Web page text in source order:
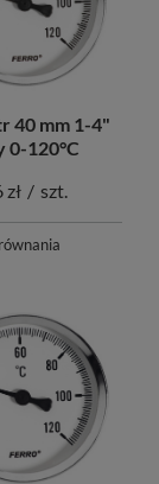
40 mm 1-4"
0-120°C
zł / szt.